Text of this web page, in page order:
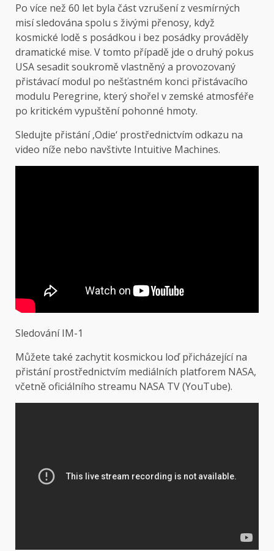
Po více než 60 let byla část vzrušení z vesmírných
misí sledována spolu s živými přenosy, když
kosmické lodě s posádkou i bez posádky prováděly
dramatické mise. V tomto případě jde o druhý pokus
USA sesadit soukromě vlastněný a provozovaný
přistávací modul po nešťastném konci přistávacího
modulu Peregrine, který shořel v zemské atmosféře
po kritickém vypuštění pohonné hmoty.
Sledujte přistání ‚Odie‘ prostřednictvím odkazu na
video níže nebo navštivte Intuitive Machines.
Sledování IM-1
Můžete také zachytit kosmickou loď přicházející na
přistání prostřednictvím mediálních platforem NASA,
včetně oficiálního streamu NASA TV (YouTube).